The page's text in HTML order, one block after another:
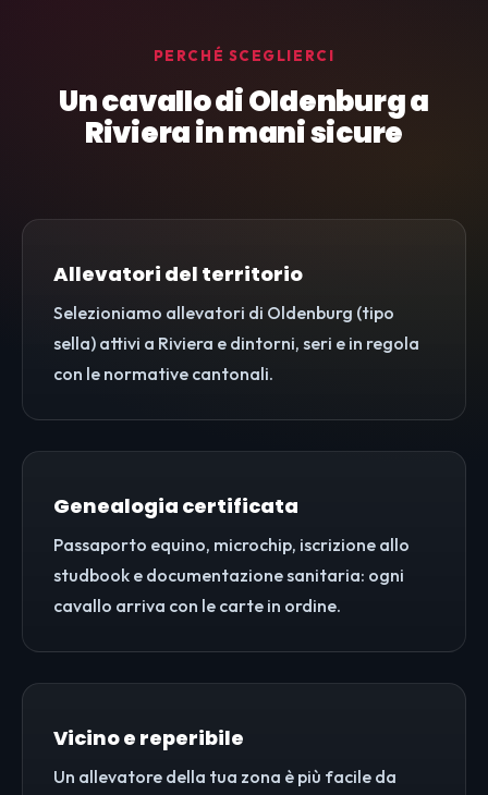
PERCHÉ SCEGLIERCI
Un cavallo di Oldenburg a
Riviera in mani sicure
Allevatori del territorio
Selezioniamo allevatori di Oldenburg (tipo
sella) attivi a Riviera e dintorni, seri e in regola
con le normative cantonali.
Genealogia certificata
Passaporto equino, microchip, iscrizione allo
studbook e documentazione sanitaria: ogni
cavallo arriva con le carte in ordine.
Vicino e reperibile
Un allevatore della tua zona è più facile da